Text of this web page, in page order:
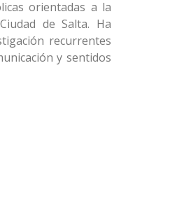
orientadas a la
de Salta. Ha
recurrentes
y sentidos